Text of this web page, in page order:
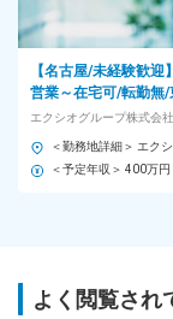
【名古屋/未経験歓迎
営業～在宅可/転勤無/
プライム上場/通信会
ンフラ会社など多数取
エクシオグループ株式会社
よく閲覧され